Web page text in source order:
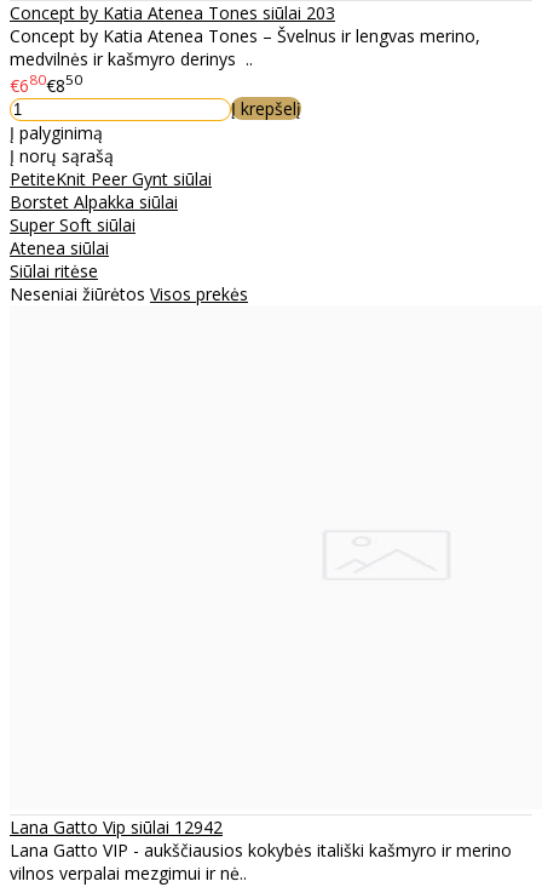
Concept by Katia Atenea Tones siūlai 203
Concept by Katia Atenea Tones – Švelnus ir lengvas merino,
medvilnės ir kašmyro derinys ..
€680€850
Į krepšelį
Į palyginimą
Į norų sąrašą
PetiteKnit Peer Gynt siūlai
Borstet Alpakka siūlai
Super Soft siūlai
Atenea siūlai
Siūlai ritėse
Neseniai žiūrėtos Visos prekės
Lana Gatto Vip siūlai 12942
Lana Gatto VIP - aukščiausios kokybės itališki kašmyro ir merino
vilnos verpalai mezgimui ir nė..